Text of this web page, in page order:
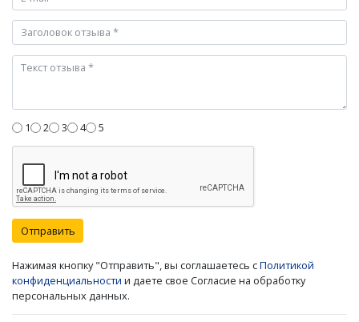
1 2 3 4 5
Отправить
Нажимая кнопку "Отправить", вы соглашаетесь сПолитикой
конфиденциальности и даете свое Согласие на обработку
персональных данных.